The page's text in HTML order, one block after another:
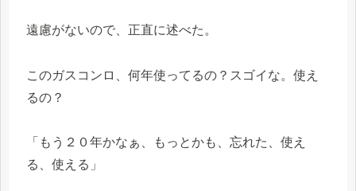
遠慮がないので、正直に述べた。
このガスコンロ、何年使ってるの？スゴイな。使え
るの？
「もう２０年かなぁ、もっとかも、忘れた、使え
る、使える」